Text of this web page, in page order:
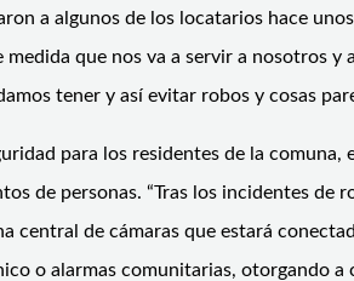
a algunos de los locatarios hace
que nos va a servir a nosotros
tener y así evitar robos y cosas
para los residentes de la
de personas. “Tras los incidentes de
central de cámaras que estará
o alarmas comunitarias, otorgando